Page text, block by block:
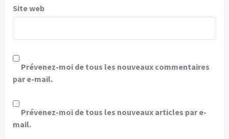
Site web
Prévenez-moi de tous les nouveaux commentaires
par e-mail.
Prévenez-moi de tous les nouveaux articles par e-
mail.